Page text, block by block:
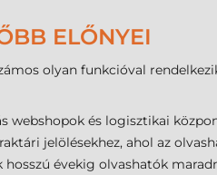
ELŐNYEI
olyan funkcióval
webshopok és logisztikai
jelölésekhez, ahol az
évekig olvashatók